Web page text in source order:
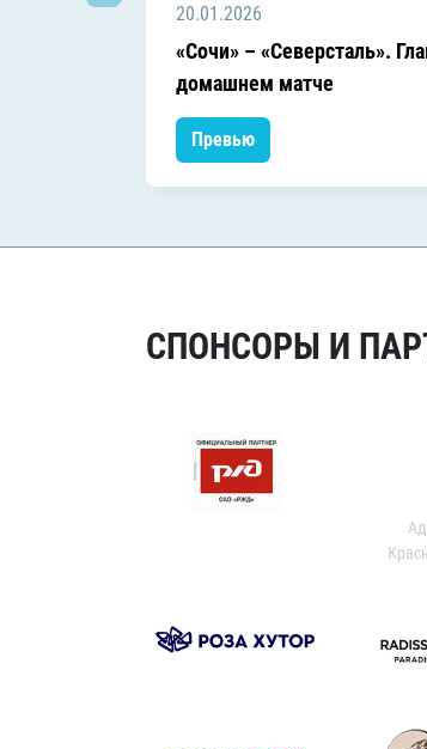
20.01.2026
«Сочи» – «Северсталь».
домашнем матче
Превью
СПОНСОРЫ И